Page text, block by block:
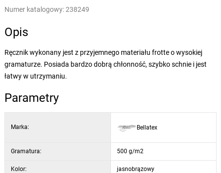
Numer katalogowy:238249
Opis
Ręcznik wykonany jest z przyjemnego materiału frotte o wysokiej
gramaturze. Posiada bardzo dobrą chłonność, szybko schnie i jest
łatwy w utrzymaniu.
Parametry
Marka: Bellatex
Gramatura: 500 g/m2
Kolor: jasnobrązowy